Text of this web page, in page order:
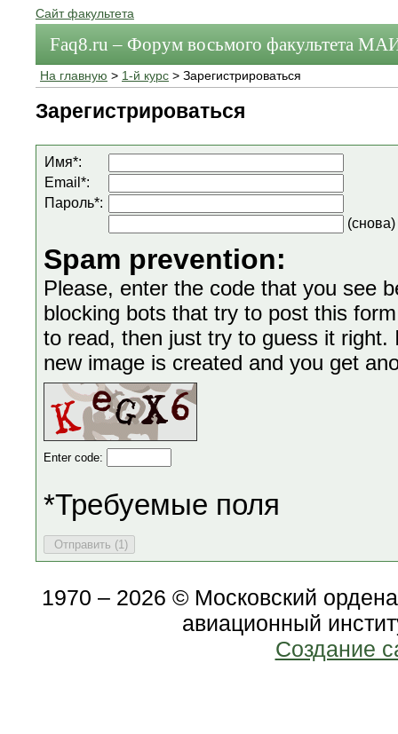
Сайт факультета
Faq8.ru – Форум восьмого факультета
На главную > 1-й курс > Зарегистрироваться
Зарегистрироваться
Имя*:
Email*:
Пароль*:
(снова)
Spam prevention:
Please, enter the code that you see
blocking bots that try to post this
to read, then just try to guess it
new image is created and you get
Enter code:
*Требуемые поля
1970 – 2026 © Московский
авиационный
Создание